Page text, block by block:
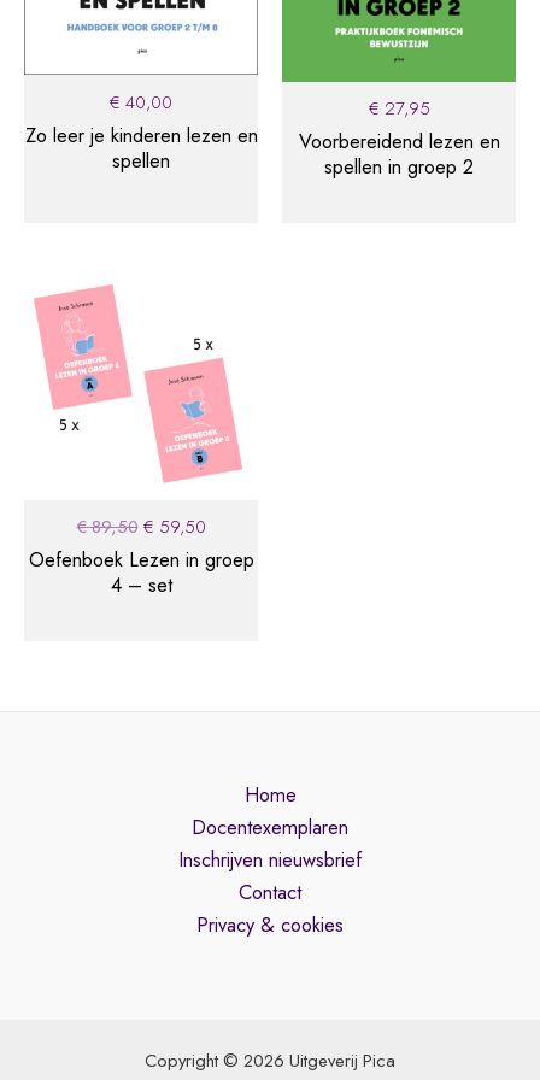
Bij dit boek horen ook een groot aantal praktische
bijlagen, die je – als je het boek hebt aangeschaft –
hier kosteloos kunt downloaden. Het wachtwoord vind
€ 40,00
Zo leer je kinderen lezen en
spellen
€ 27,95
Voorbereidend lezen en
spellen in groep 2
€89,50 Original
was:
€ 89,50.
€ 59,50Current
is:
Oefenboek Lezen in groep
4 – set
Home
Docentexemplaren
Inschrijven nieuwsbrief
Contact
Privacy & cookies
Copyright © 2026 Uitgeverij Pica